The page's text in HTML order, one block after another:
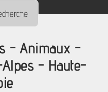
- Animaux -
- Haute-